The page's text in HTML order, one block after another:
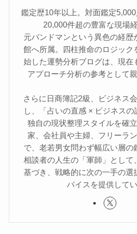
鑑定歴10年以上。対面鑑定
20,000件超の豊富な現場
元バンドマンという異色の経歴
館へ所属。四柱推命のロジック
始した運勢分析ブログは、現在
アプローチ分析の参考として
さらに日商簿記2級、ビジネス
し、「占いの直感 × ビジネスの
独自の現状整理スタイルを確
家、会社員や主婦、フリーラ
で、老若男女問わず幅広い層の
相談者の人生の「軍師」として
基づき、戦略的に次の一手の選
バイスを提供してい